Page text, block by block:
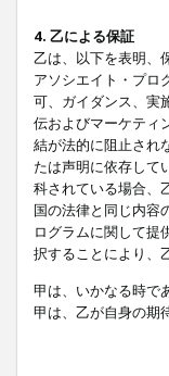
4. 乙による保証
乙は、以下を表明、
アソシエイト・プロ
可、ガイダンス、実
伝およびマーケティ
結が法的に阻止され
たは声明に依存して
科されている場合、
国の法律と同じ内容
ログラムに関して提
択することにより、
甲は、いかなる時で
甲は、乙が自身の期